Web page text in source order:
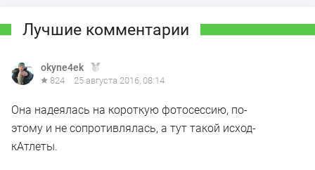
Лучшие комментарии
okyne4ek
824 25 августа 2016, 08:14
Она надеялась на короткую фотосессию, по-
этому и не сопротивлялась, а тут такой исход-
кАтлеты.